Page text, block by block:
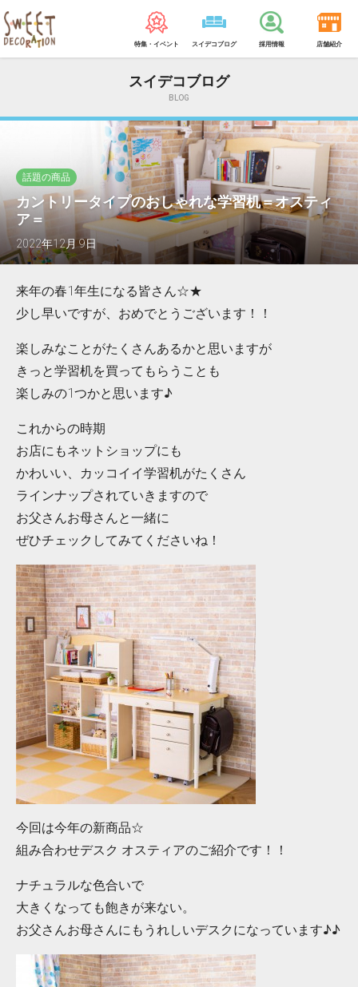
特集・イベント スイデコブログ 採用情報 店舗紹介
スイデコブログ
BLOG
話題の商品
カントリータイプのおしゃれな学習机＝オスティ
ア＝
2022年12月 9日
来年の春1年生になる皆さん☆★
少し早いですが、おめでとうございます！！
楽しみなことがたくさんあるかと思いますが
きっと学習机を買ってもらうことも
楽しみの1つかと思います♪
これからの時期
お店にもネットショップにも
かわいい、カッコイイ学習机がたくさん
ラインナップされていきますので
お父さんお母さんと一緒に
ぜひチェックしてみてくださいね！
今回は今年の新商品☆
組み合わせデスク オスティアのご紹介です！！
ナチュラルな色合いで
大きくなっても飽きが来ない。
お父さんお母さんにもうれしいデスクになっています♪♪